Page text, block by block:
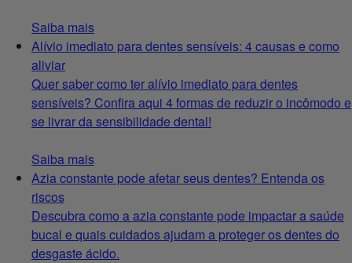
Saiba mais
Alívio imediato para dentes sensíveis: 4 causas e como
aliviar
Quer saber como ter alívio imediato para dentes
sensíveis? Confira aqui 4 formas de reduzir o incômodo e
se livrar da sensibilidade dental!
Saiba mais
Azia constante pode afetar seus dentes? Entenda os
riscos
Descubra como a azia constante pode impactar a saúde
bucal e quais cuidados ajudam a proteger os dentes do
desgaste ácido.